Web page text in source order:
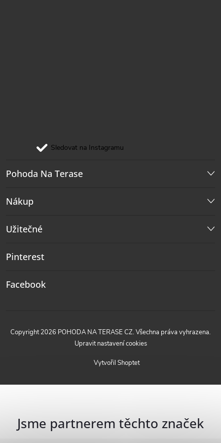
Sledovat na Instagramu
Pohoda Na Terase
Nákup
Užitečné
Pinterest
Facebook
Vytvořil Shoptet
Copyright 2026 POHODA NA TERASE CZ. Všechna práva vyhrazena.
Upravit nastavení cookies
Jsme partnerem těchto značek